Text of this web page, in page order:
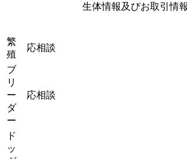
生体情報及びお取引情報
繁
殖
応相談
ブ
リ
ー
ダ
ー
応相談
ド
ッ